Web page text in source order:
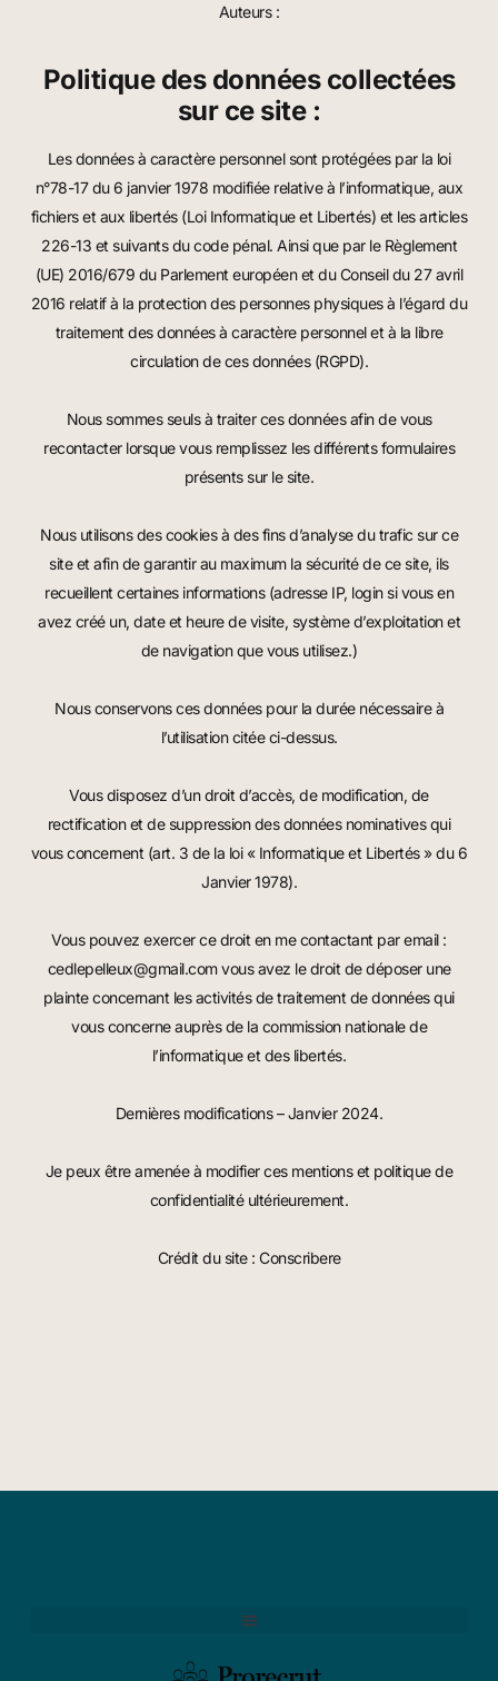
Auteurs :
Politique des données collectées
sur ce site :
Les données à caractère personnel sont protégées par la loi
n°78-17 du 6 janvier 1978 modifiée relative à l’informatique, aux
fichiers et aux libertés (Loi Informatique et Libertés) et les articles
226-13 et suivants du code pénal. Ainsi que par le Règlement
(UE) 2016/679 du Parlement européen et du Conseil du 27 avril
2016 relatif à la protection des personnes physiques à l’égard du
traitement des données à caractère personnel et à la libre
circulation de ces données (RGPD).
Nous sommes seuls à traiter ces données afin de vous
recontacter lorsque vous remplissez les différents formulaires
présents sur le site.
Nous utilisons des cookies à des fins d’analyse du trafic sur ce
site et afin de garantir au maximum la sécurité de ce site, ils
recueillent certaines informations (adresse IP, login si vous en
avez créé un, date et heure de visite, système d’exploitation et
de navigation que vous utilisez.)
Nous conservons ces données pour la durée nécessaire à
l’utilisation citée ci-dessus.
Vous disposez d’un droit d’accès, de modification, de
rectification et de suppression des données nominatives qui
vous concernent (art. 3 de la loi « Informatique et Libertés » du 6
Janvier 1978).
Vous pouvez exercer ce droit en me contactant par email :
cedlepelleux@gmail.comvous avez le droit de déposer une
plainte concernant les activités de traitement de données qui
vous concerne auprès de la commission nationale de
l’informatique et des libertés.
Dernières modifications – Janvier 2024.
Je peux être amenée à modifier ces mentions et politique de
confidentialité ultérieurement.
Crédit du site : Conscribere